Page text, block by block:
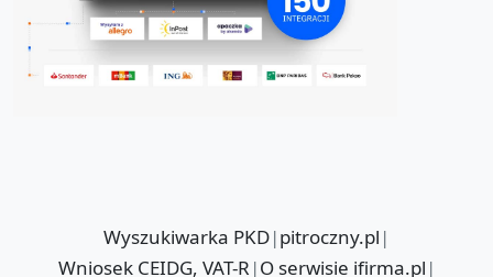
Wyszukiwarka PKD|pitroczny.pl |
Wniosek CEIDG, VAT-R |O serwisie ifirma.pl |